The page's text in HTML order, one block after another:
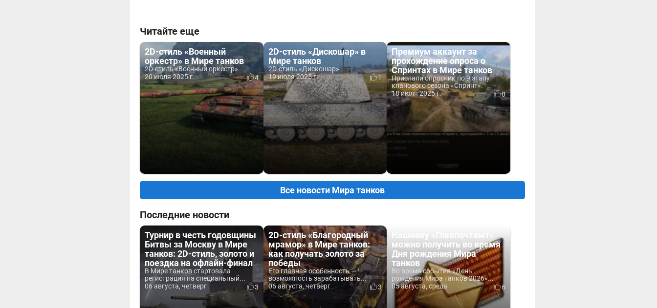
Читайте еще
2D-стиль «Военный
оркестр» в Мире танков
2D-стиль «Военный оркестр».
20 июля 2025 г.
4
2D-стиль «Дискошар» в
Мире танков
2D-стиль «Дискошар».
19 июля 2025 г.
1
Премиум аккаунт за
прохождение опроса о
Спринтах в Мире танков
Прислали опросник по 9 этапу
кланового сезона «Спринт».
18 июля 2025 г.
0
Все новости Мира танков
Последние новости
Турнир в честь годовщины
Битвы за Москву в Мире
танков: 2D-стиль, золото и
поездка на офлайн-финал
В Мире танков стартовала
регистрация на специальный...
06 августа, четверг
3
2D-стиль «Благородный
мрамор» в Мире танков:
как получать золото за
победы
Его главная особенность —
возможность зарабатывать...
06 августа, четверг
3
Нашивку «Главпочтамт»
можно получить во время
Дня рождения Мира
танков
Во время события «День
рождения Мира танков 2026»...
05 августа, среда
6